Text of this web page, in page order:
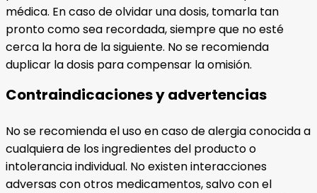
médica. En caso de olvidar una dosis, tomarla tan
pronto como sea recordada, siempre que no esté
cerca la hora de la siguiente. No se recomienda
duplicar la dosis para compensar la omisión.
Contraindicaciones y advertencias
No se recomienda el uso en caso de alergia conocida a
cualquiera de los ingredientes del producto o
intolerancia individual. No existen interacciones
adversas con otros medicamentos, salvo con el